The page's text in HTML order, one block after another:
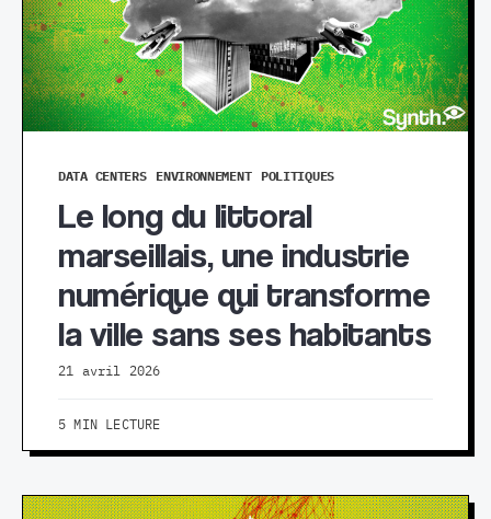
DATA CENTERS ENVIRONNEMENT POLITIQUES
Le long du littoral
marseillais, une industrie
numérique qui transforme
la ville sans ses habitants
21 avril 2026
5 MIN LECTURE